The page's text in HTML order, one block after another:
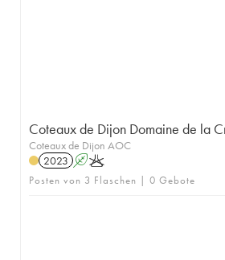
Coteaux de Dijon Domaine de la
Coteaux de Dijon AOC
2023 AK
Posten von 3 Flaschen | 0 Gebote